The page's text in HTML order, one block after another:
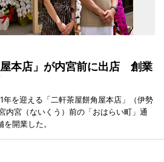
本店」が内宮前に出店 創業
を迎える「二軒茶屋餅角屋本店」（伊勢
内宮（ないくう）前の「おはらい町」通
開業した。